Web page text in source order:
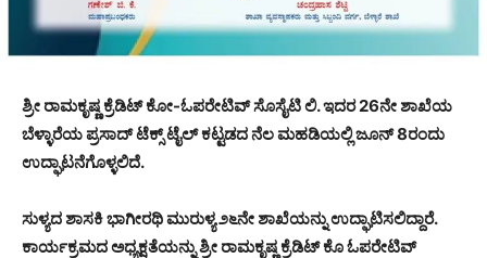
ಶ್ರೀ ರಾಮಕೃಷ್ಣ ಕ್ರೆಡಿಟ್ ಕೋ-ಓಪರೇಟಿವ್ ಸೊಸೈಟಿ ಲಿ. ಇದರ 26ನೇ ಶಾಖೆಯ
ಬೆಳ್ಳಾರೆಯ ಪ್ರಸಾದ್ ಟೆಕ್ಸ್ ಟೈಲ್ ಕಟ್ಟಡದ ನೆಲ ಮಹಡಿಯಲ್ಲಿ ಜೂನ್ 8ರಂದು
ಉದ್ಘಾಟನೆಗೊಳ್ಳಲಿದೆ.
ಸುಳ್ಯದ ಶಾಸಕಿ ಭಾಗೀರಥಿ ಮುರುಳ್ಯ ೨೬ನೇ ಶಾಖೆಯನ್ನು ಉದ್ಘಾಟಿಸಲಿದ್ದಾರೆ.
ಕಾರ್ಯಕ್ರಮದ ಅಧ್ಯಕ್ಷತೆಯನ್ನು ಶ್ರೀ ರಾಮಕೃಷ್ಣ ಕ್ರೆಡಿಟ್ ಕೊ ಓಪರೇಟಿವ್